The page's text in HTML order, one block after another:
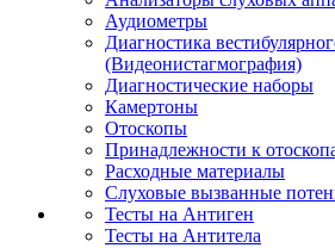
Аудиометры
Диагностика
(Видеонистагмография)
Диагностические наборы
Камертоны
Отоскопы
Принадлежности к
Расходные материалы
Слуховые вызванные
Тесты на Антиген
Тесты на Антитела